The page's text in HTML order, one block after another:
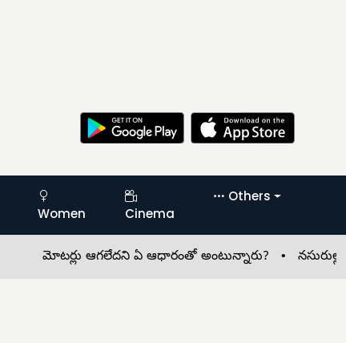
Women Cinema
Others
మోటర్లు ఆగలేదని ఏ ఆధారంతో అంటున్నారు? •నసురుల్లాబాద్